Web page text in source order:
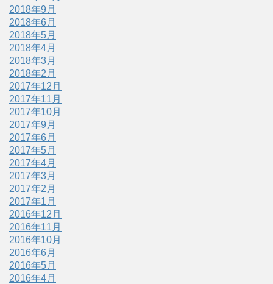
2018年9月
2018年6月
2018年5月
2018年4月
2018年3月
2018年2月
2017年12月
2017年11月
2017年10月
2017年9月
2017年6月
2017年5月
2017年4月
2017年3月
2017年2月
2017年1月
2016年12月
2016年11月
2016年10月
2016年6月
2016年5月
2016年4月